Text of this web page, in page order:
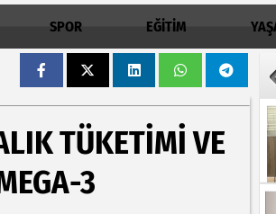
SPOR EĞİTİM
TÜKETIMI VE
3